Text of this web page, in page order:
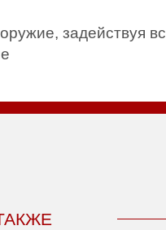
задействуя